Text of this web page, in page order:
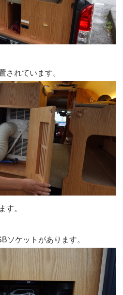
されています。
す。
ソケットがあります。